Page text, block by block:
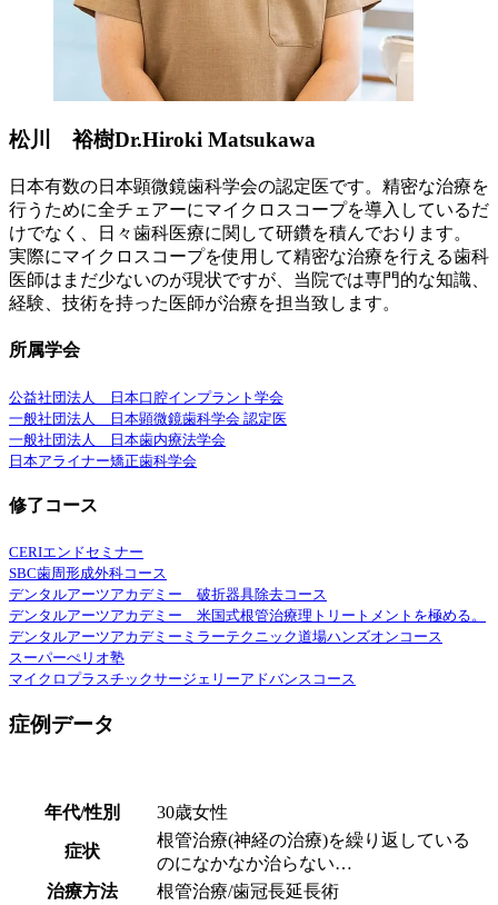
松川 裕樹Dr.Hiroki Matsukawa
日本有数の日本顕微鏡歯科学会の認定医です。精密な治療を
行うために全チェアーにマイクロスコープを導入しているだ
けでなく、日々歯科医療に関して研鑽を積んでおります。
実際にマイクロスコープを使用して精密な治療を行える歯科
医師はまだ少ないのが現状ですが、当院では専門的な知識、
経験、技術を持った医師が治療を担当致します。
所属学会
公益社団法人 日本口腔インプラント学会
一般社団法人 日本顕微鏡歯科学会 認定医
一般社団法人 日本歯内療法学会
日本アライナー矯正歯科学会
修了コース
CERIエンドセミナー
SBC歯周形成外科コース
デンタルアーツアカデミー 破折器具除去コース
デンタルアーツアカデミー 米国式根管治療理トリートメントを極める。
デンタルアーツアカデミーミラーテクニック道場ハンズオンコース
スーパーぺリオ塾
マイクロプラスチックサージェリーアドバンスコース
症例データ
年代/性別 30歳女性
症状
根管治療(神経の治療)を繰り返している
のになかなか治らない…
治療方法
根管治療/歯冠長延長術